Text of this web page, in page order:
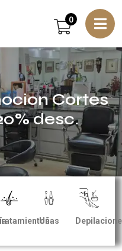
0
Cortes
desc.
Uñas